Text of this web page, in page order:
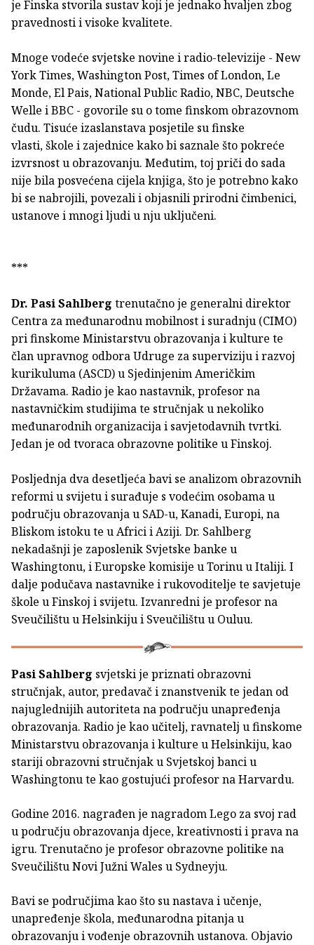
je Finska stvorila sustav koji je jednako hvaljen zbog
pravednosti i visoke kvalitete.
Mnoge vodeće svjetske novine i radio-televizije - New
York Times, Washington Post, Times of London, Le
Monde, El Pais, National Public Radio, NBC, Deutsche
Welle i BBC - govorile su o tome finskom obrazovnom
čudu. Tisuće izaslanstava posjetile su finske
vlasti, škole i zajednice kako bi saznale što pokreće
izvrsnost u obrazovanju. Međutim, toj priči do sada
nije bila posvećena cijela knjiga, što je potrebno kako
bi se nabrojili, povezali i objasnili prirodni čimbenici,
ustanove i mnogi ljudi u nju uključeni.
***
Dr. Pasi Sahlberg trenutačno je generalni direktor
Centra za međunarodnu mobilnost i suradnju (CIMO)
pri finskome Ministarstvu obrazovanja i kulture te
član upravnog odbora Udruge za superviziju i razvoj
kurikuluma (ASCD) u Sjedinjenim Američkim
Državama. Radio je kao nastavnik, profesor na
nastavničkim studijima te stručnjak u nekoliko
međunarodnih organizacija i savjetodavnih tvrtki.
Jedan je od tvoraca obrazovne politike u Finskoj.
Posljednja dva desetljeća bavi se analizom obrazovnih
reformi u svijetu i surađuje s vodećim osobama u
području obrazovanja u SAD-u, Kanadi, Europi, na
Bliskom istoku te u Africi i Aziji. Dr. Sahlberg
nekadašnji je zaposlenik Svjetske banke u
Washingtonu, i Europske komisije u Torinu u Italiji. I
dalje podučava nastavnike i rukovoditelje te savjetuje
škole u Finskoj i svijetu. Izvanredni je profesor na
Sveučilištu u Helsinkiju i Sveučilištu u Ouluu.
Pasi Sahlberg svjetski je priznati obrazovni
stručnjak, autor, predavač i znanstvenik te jedan od
najuglednijih autoriteta na području unapređenja
obrazovanja. Radio je kao učitelj, ravnatelj u finskome
Ministarstvu obrazovanja i kulture u Helsinkiju, kao
stariji obrazovni stručnjak u Svjetskoj banci u
Washingtonu te kao gostujući profesor na Harvardu.
Godine 2016. nagrađen je nagradom Lego za svoj rad
u području obrazovanja djece, kreativnosti i prava na
igru. Trenutačno je profesor obrazovne politike na
Sveučilištu Novi Južni Wales u Sydneyju.
Bavi se područjima kao što su nastava i učenje,
unapređenje škola, međunarodna pitanja u
obrazovanju i vođenje obrazovnih ustanova. Objavio